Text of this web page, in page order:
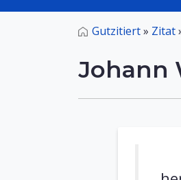
Gutzitiert» Zitat
Johann